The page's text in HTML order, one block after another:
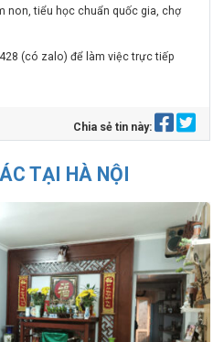
non, tiểu học chuẩn quốc gia, chợ
(có zalo) để làm việc trực tiếp
Chia sẻ tin này:
TẠI HÀ NỘI